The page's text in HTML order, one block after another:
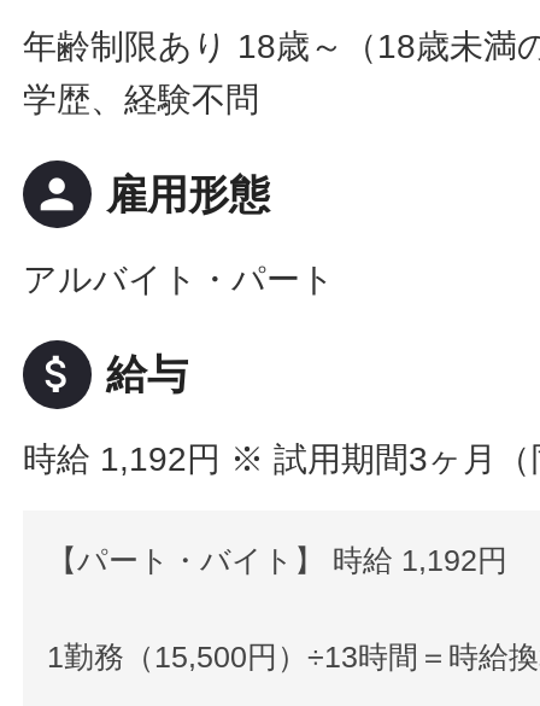
年齢制限あり 18歳～（18歳未満
学歴、経験不問
person 雇用形態
アルバイト・パート
attach_money 給与
時給 1,192円 ※ 試用期間3ヶ月（
【パート・バイト】 時給 1,192円
1勤務（15,500円）÷13時間＝時給